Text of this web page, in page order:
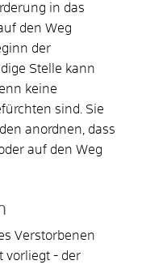
in das
den Weg
der
Stelle kann
keine
sind. Sie
anordnen, dass
auf den Weg
Verstorbenen
vorliegt - der